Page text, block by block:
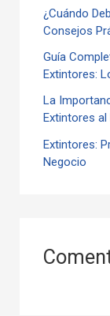
r¿Cuándo
Consejos
Guía
Extintores:
La
Extintores al
Extintores:
Negocio